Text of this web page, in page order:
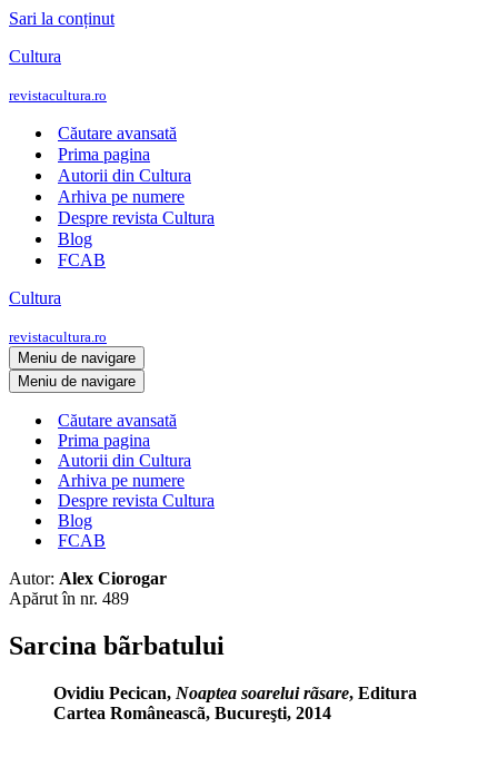
Sari la conținut
Cultura
revistacultura.ro
Căutare avansată
Prima pagina
Autorii din Cultura
Arhiva pe numere
Despre revista Cultura
Blog
FCAB
Cultura
revistacultura.ro
Meniu de navigare
Meniu de navigare
Căutare avansată
Prima pagina
Autorii din Cultura
Arhiva pe numere
Despre revista Cultura
Blog
FCAB
Autor: Alex Ciorogar
Apărut în nr. 489
Sarcina bãrbatului
Ovidiu Pecican, Noaptea soarelui rãsare, Editura
Cartea Româneascã, Bucureşti, 2014